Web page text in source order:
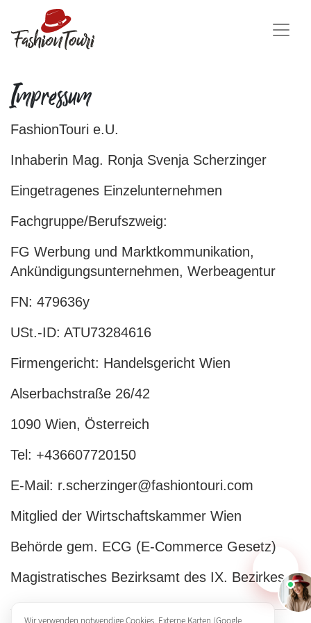
Impressum
FashionTouri e.U.
Inhaberin Mag. Ronja Svenja Scherzinger
Eingetragenes Einzelunternehmen
Fachgruppe/Berufszweig:
FG Werbung und Marktkommunikation,
Ankündigungsunternehmen, Werbeagentur
FN: 479636y
USt.-ID: ATU73284616
Firmengericht: Handelsgericht Wien
Alserbachstraße 26/42
1090 Wien, Österreich
Tel: +436607720150
E-Mail: r.scherzinger@fashiontouri.com
Mitglied der Wirtschaftskammer Wien
Behörde gem. ECG (E-Commerce Gesetz)
Magistratisches Bezirksamt des IX. Bezirkes
Wir verwenden notwendige Cookies. Externe Karten (Google